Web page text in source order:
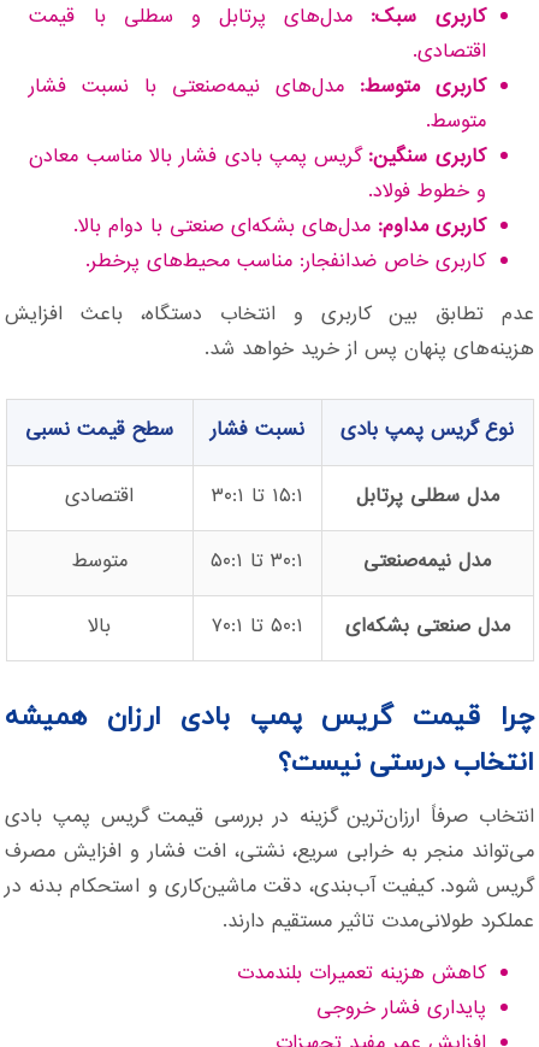
کاربری سبک: مدل‌های پرتابل و سطلی با قیمت
اقتصادی.
کاربری متوسط: مدل‌های نیمه‌صنعتی با نسبت فشار
متوسط.
کاربری سنگین:گریس پمپ بادی فشار بالا مناسب معادن
و خطوط فولاد.
کاربری مداوم: مدل‌های بشکه‌ای صنعتی با دوام بالا.
کاربری خاص ضدانفجار: مناسب محیط‌های پرخطر.
عدم تطابق بین کاربری و انتخاب دستگاه، باعث افزایش
هزینه‌های پنهان پس از خرید خواهد شد.
نوع گریس پمپ بادی نسبت فشار سطح قیمت نسبی
مدل سطلی پرتابل ۱۵:۱ تا ۳۰:۱
اقتصادی
مدل نیمه‌صنعتی
۳۰:۱ تا ۵۰:۱
متوسط
مدل صنعتی بشکه‌ای
۵۰:۱ تا ۷۰:۱ بالا
چرا قیمت گریس پمپ بادی ارزان همیشه
انتخاب درستی نیست؟
انتخاب صرفاً ارزان‌ترین گزینه در بررسی قیمت گریس پمپ بادی
می‌تواند منجر به خرابی سریع، نشتی، افت فشار و افزایش مصرف
گریس شود. کیفیت آب‌بندی، دقت ماشین‌کاری و استحکام بدنه در
عملکرد طولانی‌مدت تاثیر مستقیم دارند.
کاهش هزینه تعمیرات بلندمدت
پایداری فشار خروجی